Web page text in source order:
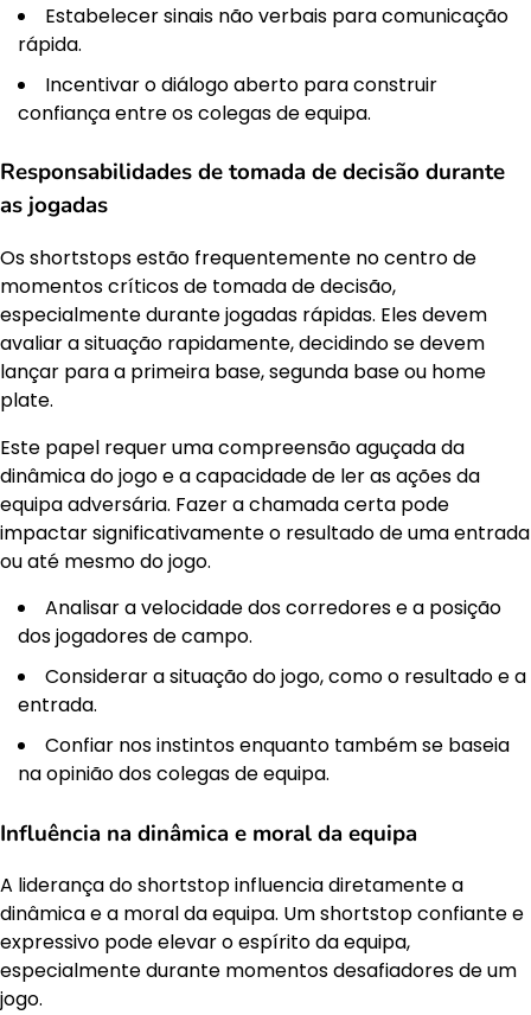
Estabelecer sinais não verbais para comunicação
rápida.
Incentivar o diálogo aberto para construir
confiança entre os colegas de equipa.
Responsabilidades de tomada de decisão durante
as jogadas
Os shortstops estão frequentemente no centro de
momentos críticos de tomada de decisão,
especialmente durante jogadas rápidas. Eles devem
avaliar a situação rapidamente, decidindo se devem
lançar para a primeira base, segunda base ou home
plate.
Este papel requer uma compreensão aguçada da
dinâmica do jogo e a capacidade de ler as ações da
equipa adversária. Fazer a chamada certa pode
impactar significativamente o resultado de uma entrada
ou até mesmo do jogo.
Analisar a velocidade dos corredores e a posição
dos jogadores de campo.
Considerar a situação do jogo, como o resultado e a
entrada.
Confiar nos instintos enquanto também se baseia
na opinião dos colegas de equipa.
Influência na dinâmica e moral da equipa
A liderança do shortstop influencia diretamente a
dinâmica e a moral da equipa. Um shortstop confiante e
expressivo pode elevar o espírito da equipa,
especialmente durante momentos desafiadores de um
jogo.